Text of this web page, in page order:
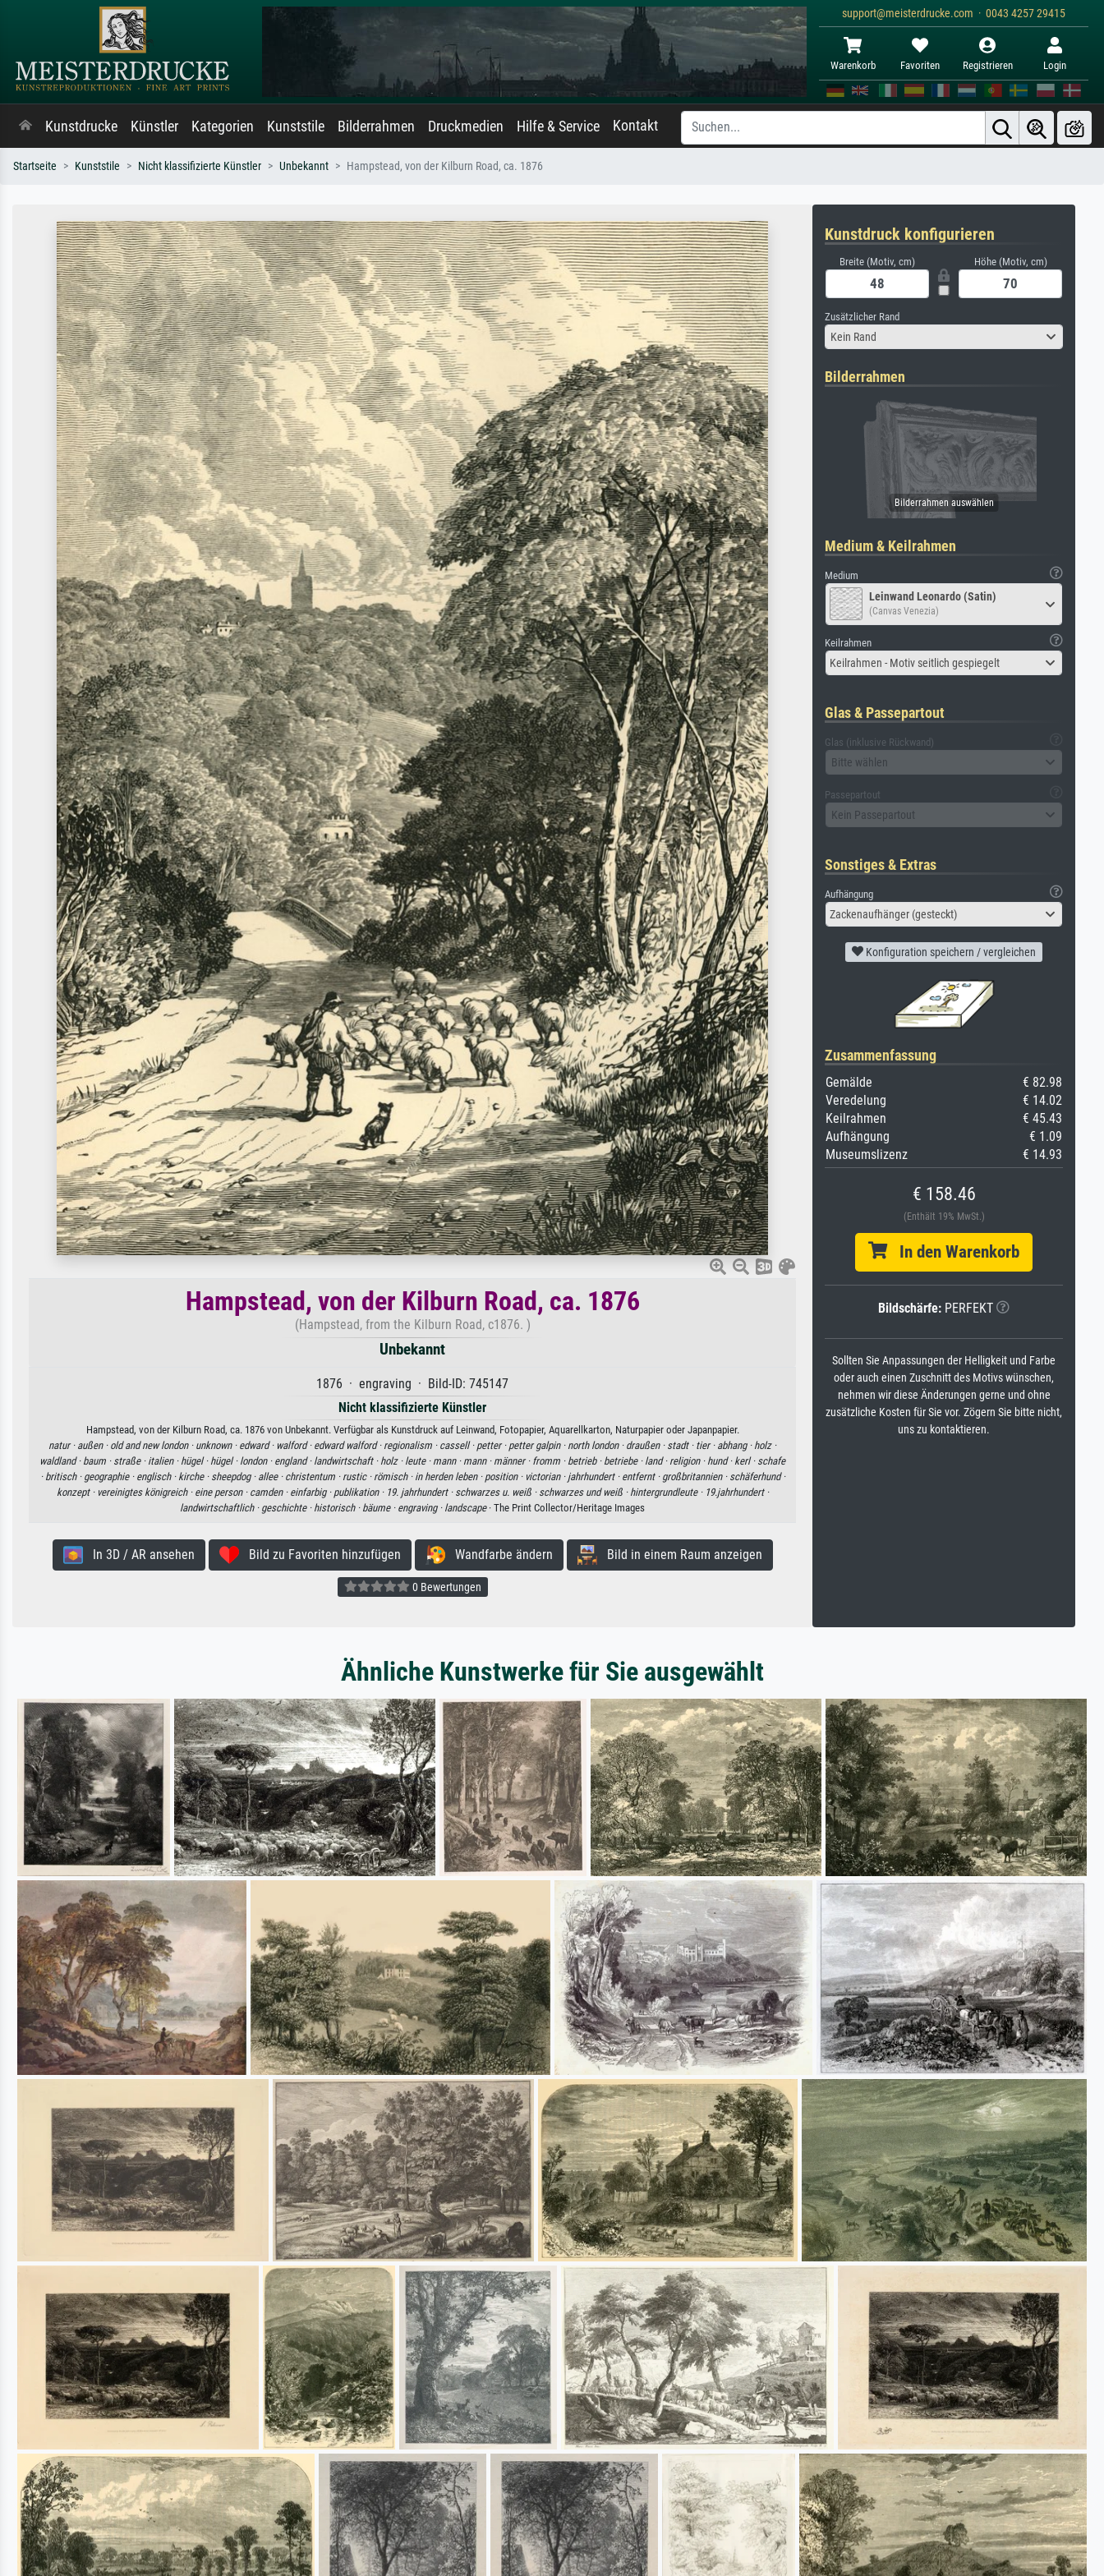
support@meisterdrucke.com · 0043 4257 29415
Warenkorb Favoriten Registrieren Login
Kunstdrucke Künstler Kategorien Kunststile Bilderrahmen Druckmedien Hilfe & Service Kontakt
Startseite Kunststile Nicht klassifizierte Künstler Unbekannt Hampstead, von der Kilburn Road, ca. 1876
Hampstead, von der Kilburn Road, ca. 1876
(Hampstead, from the Kilburn Road, c1876. )
Unbekannt
1876 · engraving · Bild-ID: 745147
Nicht klassifizierte Künstler
Hampstead, von der Kilburn Road, ca. 1876 von Unbekannt. Verfügbar als Kunstdruck auf Leinwand, Fotopapier, Aquarellkarton, Naturpapier oder Japanpapier.
natur · außen · old and new london · unknown · edward · walford · edward walford · regionalism · cassell · petter · petter galpin · north london · draußen · stadt · tier · abhang · holz ·
waldland · baum · straße · italien · hügel · hügel · london · england · landwirtschaft · holz · leute · mann · mann · männer · fromm · betrieb · betriebe · land · religion · hund · kerl · schafe
· britisch · geographie · englisch · kirche · sheepdog · allee · christentum · rustic · römisch · in herden leben · position · victorian · jahrhundert · entfernt · großbritannien · schäferhund ·
konzept · vereinigtes königreich · eine person · camden · einfarbig · publikation · 19. jahrhundert · schwarzes u. weiß · schwarzes und weiß · hintergrundleute · 19.jahrhundert ·
landwirtschaftlich · geschichte · historisch · bäume · engraving · landscape· The Print Collector/Heritage Images
In 3D / AR ansehen Bild zu Favoriten hinzufügen Wandfarbe ändern Bild in einem Raum anzeigen
0 Bewertungen
Kunstdruck konfigurieren
Breite (Motiv, cm) Höhe (Motiv, cm)
Zusätzlicher Rand
Kein Rand
Bilderrahmen
Medium & Keilrahmen
Medium
Leinwand Leonardo (Satin)
(Canvas Venezia)
Keilrahmen
Keilrahmen - Motiv seitlich gespiegelt
Glas & Passepartout
Glas (inklusive Rückwand)
Bitte wählen
Passepartout
Kein Passepartout
Sonstiges & Extras
Aufhängung
Zackenaufhänger (gesteckt)
Konfiguration speichern / vergleichen
Zusammenfassung
Gemälde
€ 82.98
Veredelung
€ 14.02
Keilrahmen
€ 45.43
Aufhängung
€ 1.09
Museumslizenz
€ 14.93
€ 158.46
(Enthält 19% MwSt.)
In den Warenkorb
Bildschärfe: PERFEKT
Sollten Sie Anpassungen der Helligkeit und Farbe
oder auch einen Zuschnitt des Motivs wünschen,
nehmen wir diese Änderungen gerne und ohne
zusätzliche Kosten für Sie vor. Zögern Sie bitte nicht,
uns zu kontaktieren.
Ähnliche Kunstwerke für Sie ausgewählt